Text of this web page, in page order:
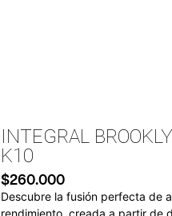
INTEGRAL
K10
$260.000
Descubre la fusión perfecta de
rendimiento, creada a partir de